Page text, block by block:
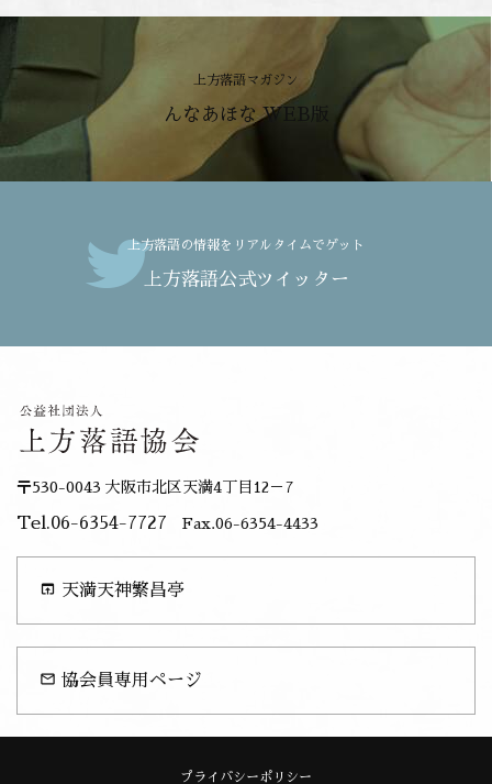
上方落語マガジン
んなあほな WEB版
上方落語の情報をリアルタイムでゲット
上方落語公式ツイッター
〒530-0043 大阪市北区天満4丁目12－7
Tel.06-6354-7727 Fax.06-6354-4433
open_in_browser 天満天神繁昌亭
mail_outline 協会員専用ページ
プライバシーポリシー